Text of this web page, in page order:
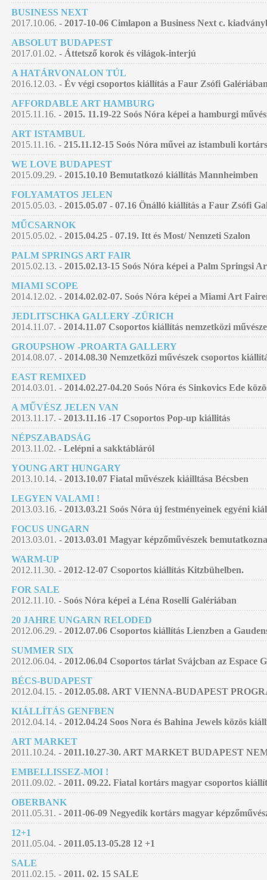
BUSINESS NEXT
2017.10.06. - 2017-10-06 Cimlapon a Business Next c.
ABSOLUT BUDAPEST
2017.01.02. - Áttetsző korok és világok-interjú
A HATÁRVONALON TÚL
2016.12.03. - Év végi csoportos kiállítás a Faur Zsófi
AFFORDABLE ART HAMBURG
2015.11.16. - 2015. 11.19-22 Soós Nóra képei a hamburgi
ART ISTAMBUL
2015.11.16. - 215.11.12-15 Soós Nóra művei az istambuli
WE LOVE BUDAPEST
2015.09.29. - 2015.10.10 Bemutatkozó kiállítás Mannheimben
FOLYAMATOS JELEN
2015.05.03. - 2015.05.07 - 07.16 Önálló kiállítás a Faur Zsófi
MŰCSARNOK
2015.05.02. - 2015.04.25 - 07.19. Itt és Most/ Nemzeti Szalon
PALM SPRINGS ART FAIR
2015.02.13. - 2015.02.13-15 Soós Nóra képei a Palm Springsi
MIAMI SCOPE
2014.12.02. - 2014.02.02-07. Soós Nóra képei a Miami Art
JEDLITSCHKA GALLERY -ZÜRICH
2014.11.07. - 2014.11.07 Csoportos kiállítás nemzetközi
GROUPSHOW -PROARTA GALLERY
2014.08.07. - 2014.08.30 Nemzetközi művészek csoportos
EAST REMIXED
2014.03.01. - 2014.02.27-04.20 Soós Nóra és Sinkovics Ede
A MŰVÉSZ JELEN VAN
2013.11.17. - 2013.11.16 -17 Csoportos Pop-up kiállitás
NÉPSZABADSÁG
2013.11.02. - Lelépni a sakktábláról
YOUNG ART HUNGARY
2013.10.14. - 2013.10.07 Fiatal művészek kiáilltása Bécsben
LEGYEN VALAMI !
2013.03.16. - 2013.03.21 Soós Nóra új festményeinek egyéni
FOCUS UNGARN
2013.03.01. - 2013.03.01 Magyar képzőművészek
WARM-UP
2012.11.30. - 2012-12-07 Csoportos kiállítás Kitzbühelben.
FOR SALE
2012.11.10. - Soós Nóra képei a Léna Roselli Galériában
20 JAHRE UNGARN RELODED
2012.06.29. - 2012.07.06 Csoportos kiállítás Lienzben a
SUMMER SIX
2012.06.04. - 2012.06.04 Csoportos tárlat Svájcban az Espace
BÉCS-BUDAPEST
2012.04.15. - 2012.05.08. ART VIENNA-BUDAPEST
KIÁLLÍTÁS GENFBEN
2012.04.14. - 2012.04.24 Soos Nora és Bahina Jewels közös
ART MARKET
2011.10.24. - 2011.10.27-30. ART MARKET BUDAPEST
EMBELLISSEZ-MOI !
2011.09.02. - 2011. 09.22. Fiatal kortárs magyar csoportos
OBERBANK
2011.05.31. - 2011-06-09 Negyedik kortárs magyar
12+1
2011.05.04. - 2011.05.13-05.28 12 +1
SALE
2011.02.15. - 2011. 02. 15 SALE